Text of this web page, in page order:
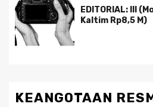
EDITORIAL: III
Kaltim Rp8,5 M)
KEANGOTAAN